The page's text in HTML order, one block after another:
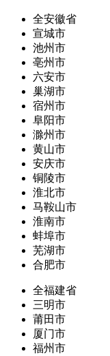
全安徽省
宣城市
池州市
亳州市
六安市
巢湖市
宿州市
阜阳市
滁州市
黄山市
安庆市
铜陵市
淮北市
马鞍山市
淮南市
蚌埠市
芜湖市
合肥市
全福建省
三明市
莆田市
厦门市
福州市